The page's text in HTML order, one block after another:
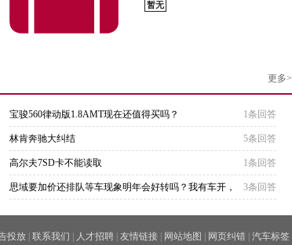
暂无
更多>
1条回答
宝骏560律动版1.8AMT现在还值得买吗？
5条回答
林肯奔驰大纠结
1条回答
高尔夫7SD卡不能读取
3条回答
思域要加价还排队等车现象明年会好转吗？我有车开，
投放 联系我们 人才招聘 友情链接 网站地图 网页纠错 汽车标签